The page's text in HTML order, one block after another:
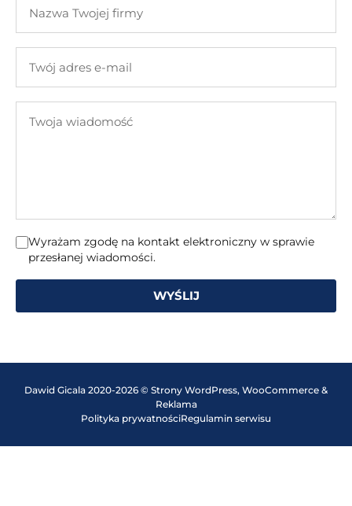
nazwisko
Twojej
adres
mail
wiadomość
Wyrażam zgodę na kontakt elektroniczny w sprawie
przesłanej wiadomości.
WYŚLIJ
Dawid Gicala 2020-2026 © Strony WordPress, WooCommerce &
Reklama
Polityka prywatnościRegulamin serwisu